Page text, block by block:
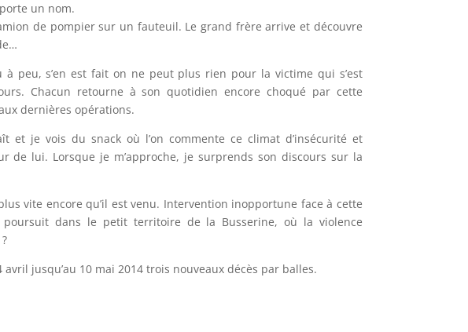
un nom.
de pompier sur un fauteuil. Le grand frère arrive et découvre
peu, s’en est fait on ne peut plus rien pour la victime qui s’est
Chacun retourne à son quotidien encore choqué par cette
dernières opérations.
et je vois du snack où l’on commente ce climat d’insécurité et
de lui. Lorsque je m’approche, je surprends son discours sur la
vite encore qu’il est venu. Intervention inopportune face à cette
poursuit dans le petit territoire de la Busserine, où la violence
jusqu’au 10 mai 2014 trois nouveaux décès par balles.